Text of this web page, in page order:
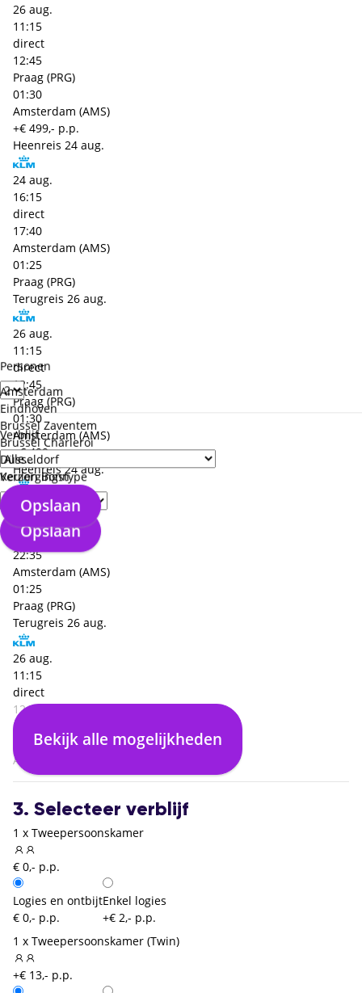
Personen
Verblijf
Verzorgingstype
Opslaan
Amsterdam
Eindhoven
Brussel Zaventem
Brussel Charleroi
Düsseldorf
Keulen Bonn
Opslaan
26 aug.
11:15
direct
12:45
Praag (PRG)
01:30
Amsterdam (AMS)
+€ 499,- p.p.
Heenreis 24 aug.
24 aug.
16:15
direct
17:40
Amsterdam (AMS)
01:25
Praag (PRG)
Terugreis 26 aug.
26 aug.
11:15
direct
12:45
Praag (PRG)
01:30
Amsterdam (AMS)
+€ 499,- p.p.
Heenreis 24 aug.
24 aug.
direct
22:35
Amsterdam (AMS)
01:25
Praag (PRG)
Terugreis 26 aug.
26 aug.
11:15
direct
12:45
Praag (PRG)
01:30
Amsterdam (AMS)
Bekijk alle mogelijkheden
3. Selecteer verblijf
1 x Tweepersoonskamer
€ 0,- p.p.
Logies en ontbijt
€ 0,- p.p.
Enkel logies
+€ 2,- p.p.
1 x Tweepersoonskamer (Twin)
+€ 13,- p.p.